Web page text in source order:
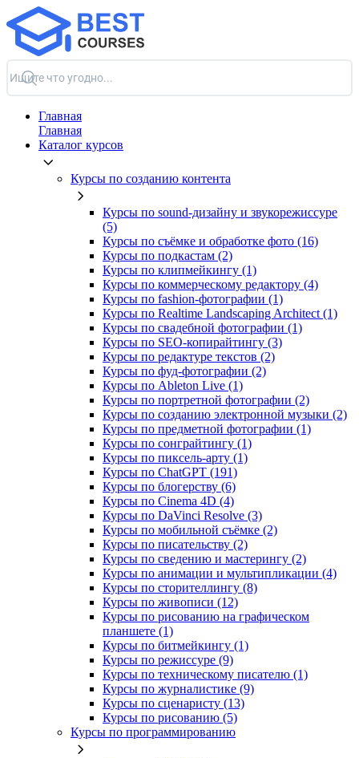
Главная
Главная
Каталог курсов
Курсы по созданию контента
Курсы по sound-дизайну и звукорежиссуре
(5)
Курсы по съёмке и обработке фото (16)
Курсы по подкастам (2)
Курсы по клипмейкингу (1)
Курсы по коммерческому редактору (4)
Курсы по fashion-фотографии (1)
Курсы по Realtime Landscaping Architect (1)
Курсы по свадебной фотографии (1)
Курсы по SEO-копирайтингу (3)
Курсы по редактуре текстов (2)
Курсы по фуд-фотографии (2)
Курсы по Ableton Live (1)
Курсы по портретной фотографии (2)
Курсы по созданию электронной музыки (2)
Курсы по предметной фотографии (1)
Курсы по сонграйтингу (1)
Курсы по пиксель-арту (1)
Курсы по ChatGPT (191)
Курсы по блогерству (6)
Курсы по Cinema 4D (4)
Курсы по DaVinci Resolve (3)
Курсы по мобильной съёмке (2)
Курсы по писательству (2)
Курсы по сведению и мастерингу (2)
Курсы по анимации и мультипликации (4)
Курсы по сторителлингу (8)
Курсы по живописи (12)
Курсы по рисованию на графическом
планшете (1)
Курсы по битмейкингу (1)
Курсы по режиссуре (9)
Курсы по техническому писателю (1)
Курсы по журналистике (9)
Курсы по сценаристу (13)
Курсы по рисованию (5)
Курсы по программированию